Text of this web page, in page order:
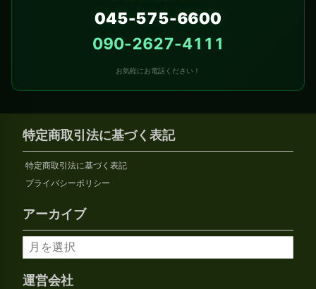
045-575-6600
090-2627-4111
お気軽にお電話ください！
特定商取引法に基づく表記
特定商取引法に基づく表記
プライバシーポリシー
アーカイブ
ア
ー
カ
運営会社